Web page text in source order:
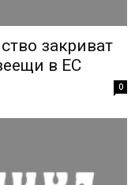
закриват
в ЕС
0